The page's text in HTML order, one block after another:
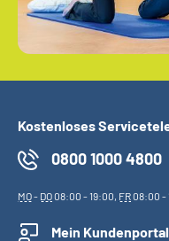
Kostenloses
0800 1000 4800
MO- DO08:00 - 19:00, FR08:00 -
Mein Kundenportal